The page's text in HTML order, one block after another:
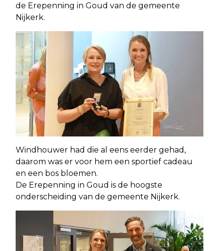
de Erepenning in Goud van de gemeente
Nijkerk.
Windhouwer had die al eens eerder gehad,
daarom was er voor hem een sportief cadeau
en een bos bloemen.
De Erepenning in Goud is de hoogste
onderscheiding van de gemeente Nijkerk.